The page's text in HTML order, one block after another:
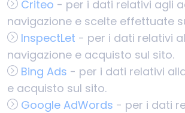
Criteo - per i dati relativi agli
navigazione e scelte effettuate
InspectLet - per i dati relativi
navigazione e acquisto sul sito.
Bing Ads - per i dati relativi
e acquisto sul sito.
Google AdWords - per i dati